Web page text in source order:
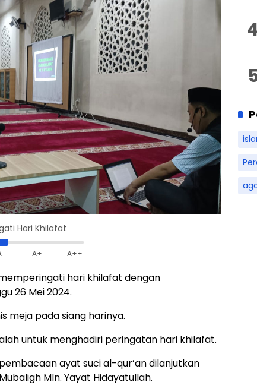
Hari Khilafat
A+ A++
hari khilafat dengan
26 Mei 2024.
meja pada siang harinya.
untuk menghadiri peringatan hari khilafat.
ayat suci al-qur’an dilanjutkan
Mln. Yayat Hidayatullah.